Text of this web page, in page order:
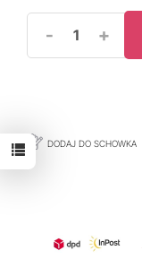
- +
DODAJ DO SCHOWKA